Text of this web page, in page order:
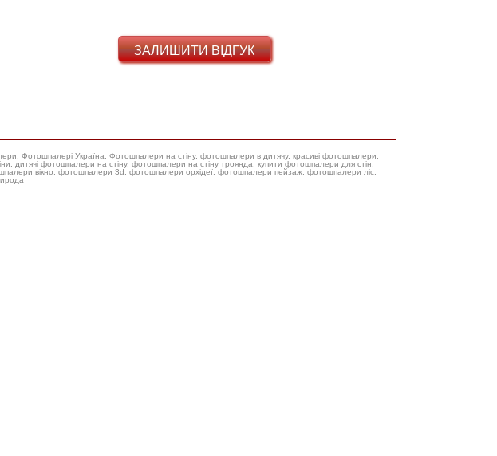
ЗАЛИШИТИ ВІДГУК
Фотошпалері Україна. Фотошпалери на стіну, фотошпалери в дитячу, красиві фотошпалери,
вікно, фотошпалери 3d, фотошпалери орхідеї, фотошпалери пейзаж, фотошпалери ліс,